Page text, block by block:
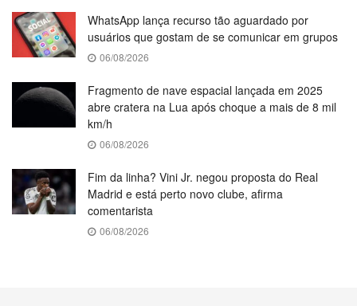
WhatsApp lança recurso tão aguardado por
usuários que gostam de se comunicar em grupos
06/08/2026
Fragmento de nave espacial lançada em 2025
abre cratera na Lua após choque a mais de 8 mil
km/h
06/08/2026
Fim da linha? Vini Jr. negou proposta do Real
Madrid e está perto novo clube, afirma
comentarista
06/08/2026